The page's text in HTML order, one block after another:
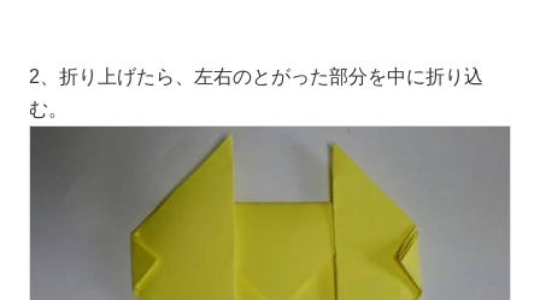
2、折り上げたら、左右のとがった部分を中に折り込
む。